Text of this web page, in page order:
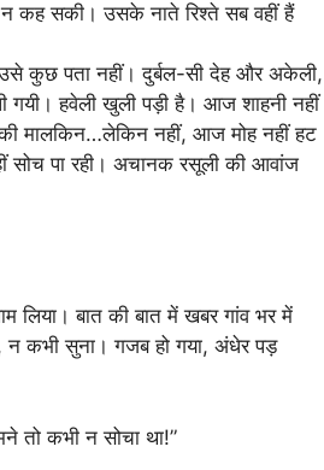
कह सकी। उसके नाते रिश्ते सब वहीं हैं
कुछ पता नहीं। दुर्बल-सी देह और अकेली,
गयी। हवेली खुली पड़ी है। आज शाहनी नहीं
मालकिन…लेकिन नहीं, आज मोह नहीं हट
सोच पा रही। अचानक रसूली की आवांज
बात की बात में खबर गांव भर में
कभी सुना। गजब हो गया, अंधेर पड़
तो कभी न सोचा था!”